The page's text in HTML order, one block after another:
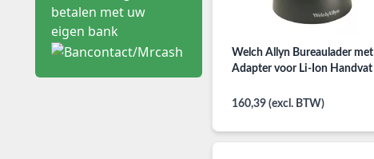
Welch Allyn Bureaulader met
Adapter voor Li-Ion Handvat
160,39 (excl. BTW)